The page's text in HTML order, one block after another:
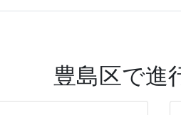
豊島区で進